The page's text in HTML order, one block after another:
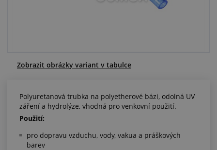
Zobrazit obrázky variant v tabulce
Polyuretanová trubka na polyetherové bázi, odolná UV
záření a hydrolýze, vhodná pro venkovní použití.
Použití:
pro dopravu vzduchu, vody, vakua a práškových
barev